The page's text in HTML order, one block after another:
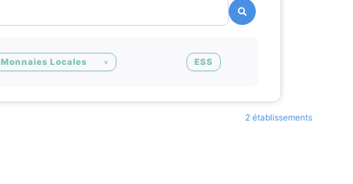
Monnaies Locales ESS
2 établissements